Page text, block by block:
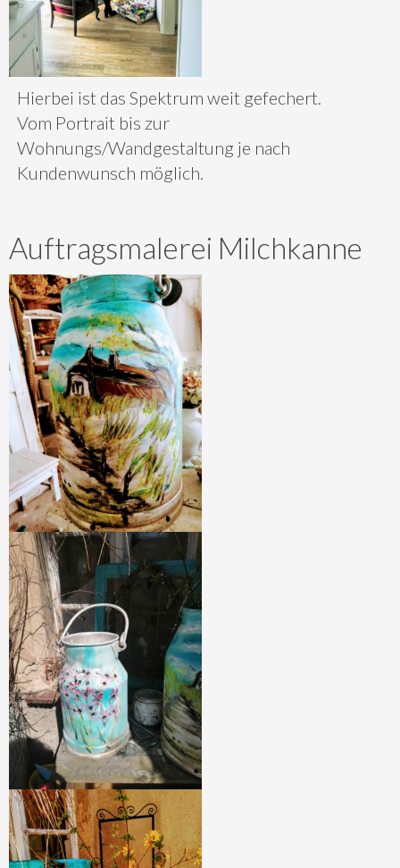
Hierbei ist das Spektrum weit gefechert.
Vom Portrait bis zur
Wohnungs/Wandgestaltung je nach
Kundenwunsch möglich.
Auftragsmalerei Milchkanne